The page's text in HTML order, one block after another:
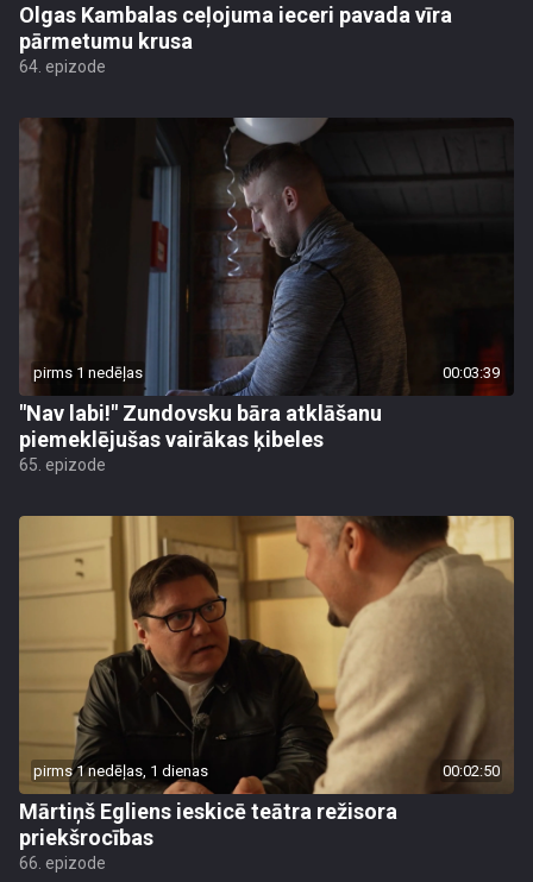
Olgas Kambalas ceļojuma ieceri pavada vīra
pārmetumu krusa
64. epizode
pirms 1 nedēļas 00:03:39
"Nav labi!" Zundovsku bāra atklāšanu
piemeklējušas vairākas ķibeles
65. epizode
pirms 1 nedēļas, 1 dienas 00:02:50
Mārtiņš Egliens ieskicē teātra režisora
priekšrocības
66. epizode